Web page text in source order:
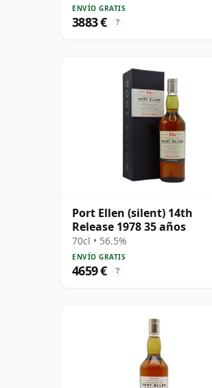
ENVÍO GRATIS
3883 € ?
Port Ellen (silent) 14th
Release 1978 35 años
70cl • 56.5%
ENVÍO GRATIS
4659 € ?